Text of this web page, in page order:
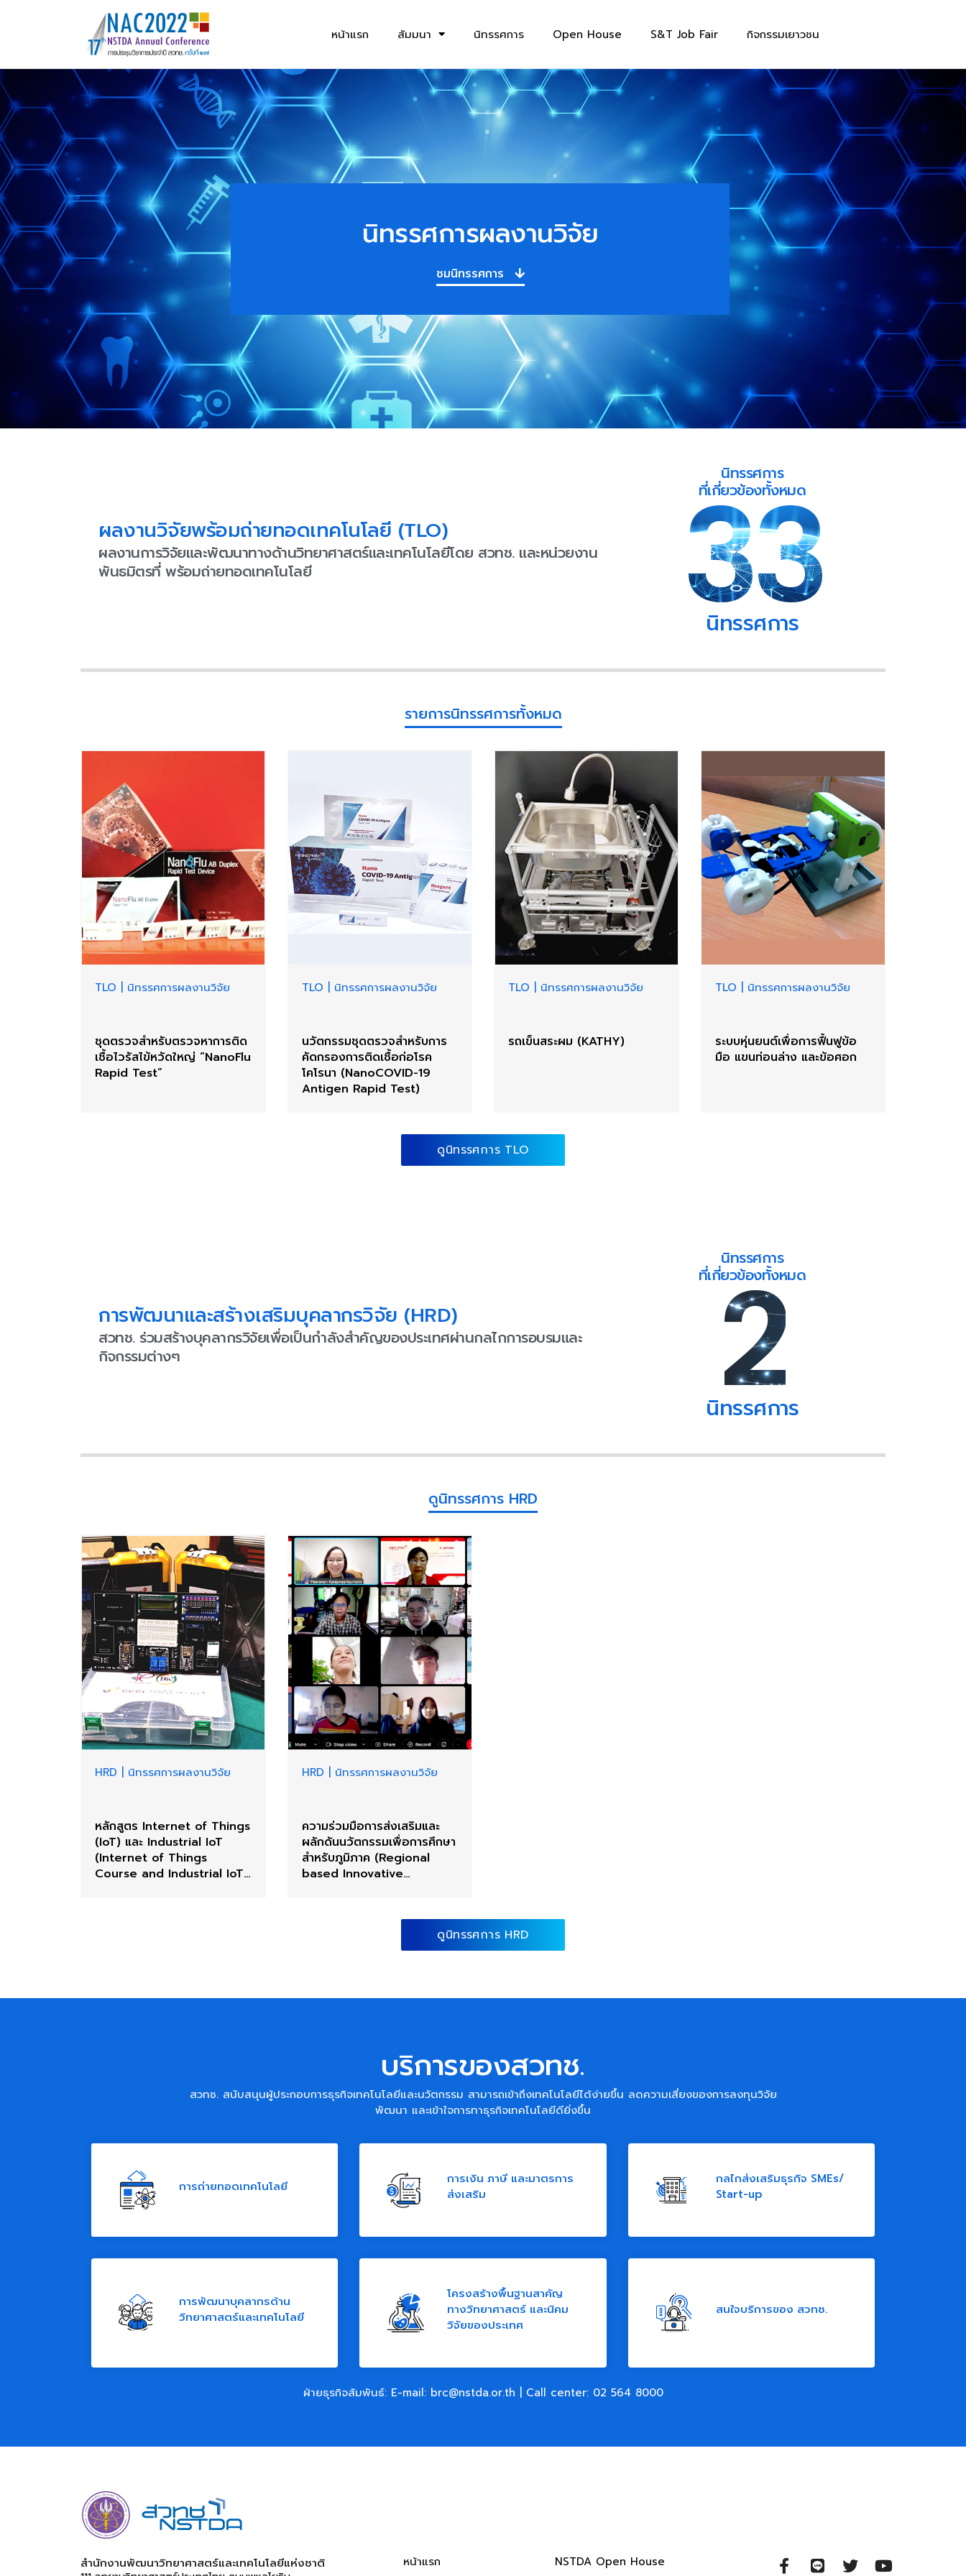
หน้าแรก สัมมนา นิทรรศการ Open House S&T Job Fair กิจกรรมเยาวชน
นิทรรศการผลงานวิจัย
ชมนิทรรศการ
ผลงานวิจัยพร้อมถ่ายทอดเทคโนโลยี (TLO)
ผลงานการวิจัยและพัฒนาทางด้านวิทยาศาสตร์และเทคโนโลยีโดย สวทช. และหน่วยงาน
พันธมิตรที่ พร้อมถ่ายทอดเทคโนโลยี
นิทรรศการ
ที่เกี่ยวข้องทั้งหมด
33
นิทรรศการ
รายการนิทรรศการทั้งหมด​
TLO นิทรรศการผลงานวิจัย
ชุดตรวจสำหรับตรวจหาการติด
เชื้อไวรัสไข้หวัดใหญ่ “NanoFlu
Rapid Test”
TLO นิทรรศการผลงานวิจัย
นวัตกรรมชุดตรวจสำหรับการ
คัดกรองการติดเชื้อก่อโรค
โคโรนา (NanoCOVID-19
Antigen Rapid Test)
TLO นิทรรศการผลงานวิจัย
รถเข็นสระผม (KATHY)
TLO นิทรรศการผลงานวิจัย
ระบบหุ่นยนต์เพื่อการฟื้นฟูข้อ
มือ แขนท่อนล่าง และข้อศอก
ดูนิทรรศการ TLO
การพัฒนาและสร้างเสริมบุคลากรวิจัย (HRD)
สวทช. ร่วมสร้างบุคลากรวิจัยเพื่อเป็นกำลังสำคัญของประเทศผ่านกลไกการอบรมและ
กิจกรรมต่างๆ
นิทรรศการ
ที่เกี่ยวข้องทั้งหมด
2
นิทรรศการ
ดูนิทรรศการ HRD
HRD นิทรรศการผลงานวิจัย
หลักสูตร Internet of Things
(IoT) และ Industrial IoT
(Internet of Things
Course and Industrial IoT
HRD นิทรรศการผลงานวิจัย
ความร่วมมือการส่งเสริมและ
ผลักดันนวัตกรรมเพื่อการศึกษา
สำหรับภูมิภาค (Regional
based Innovative
ดูนิทรรศการ HRD
บริการของสวทช.
สวทช. สนับสนุนผู้ประกอบการธุรกิจเทคโนโลยีและนวัตกรรม สามารถเข้าถึงเทคโนโลยีได้ง่ายขึ้น ลดความเสี่ยงของการลงทุนวิจัย
พัฒนา และเข้าใจการทาธุรกิจเทคโนโลยีดียิ่งขึ้น
การถ่ายทอดเทคโนโลยี
การเงิน ภาษี และมาตรการ
ส่งเสริม
กลไกส่งเสริมธุรกิจ SMEs/
Start-up
การพัฒนาบุคลากรด้าน
วิทยาศาสตร์และเทคโนโลยี
โครงสร้างพื้นฐานสาคัญ
ทางวิทยาศาสตร์ และนิคม
วิจัยของประเทศ
สนใจบริการของ สวทช.
ฝ่ายธุรกิจสัมพันธ์: E-mail: brc@nstda.or.th | Call center: 02 564 8000
สำนักงานพัฒนาวิทยาศาสตร์และเทคโนโลยีแห่งชาติ​ หน้าแรก NSTDA Open House